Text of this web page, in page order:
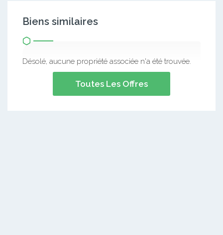
Biens similaires
Désolé, aucune propriété associée n'a été trouvée.
Toutes Les Offres